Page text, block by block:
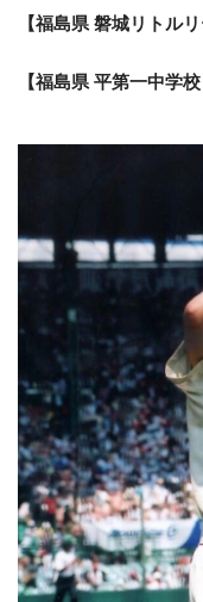
【福島県 磐城リトルリ
【福島県 平第一中学校